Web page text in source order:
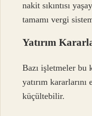
nakit sıkıntısı
tamamı vergi
Yatırım
Bazı işletmeler bu
yatırım
küçültebilir.